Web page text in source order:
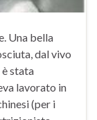
Una bella
dal vivo
è stata
lavorato in
(per i